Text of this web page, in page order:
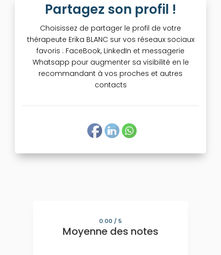
Partagez son profil !
Choisissez de partager le profil de votre
thérapeute Erika BLANC sur vos réseaux sociaux
favoris : FaceBook, LinkedIn et messagerie
Whatsapp pour augmenter sa visibilité en le
recommandant à vos proches et autres
contacts
0.00 / 5
Moyenne des notes